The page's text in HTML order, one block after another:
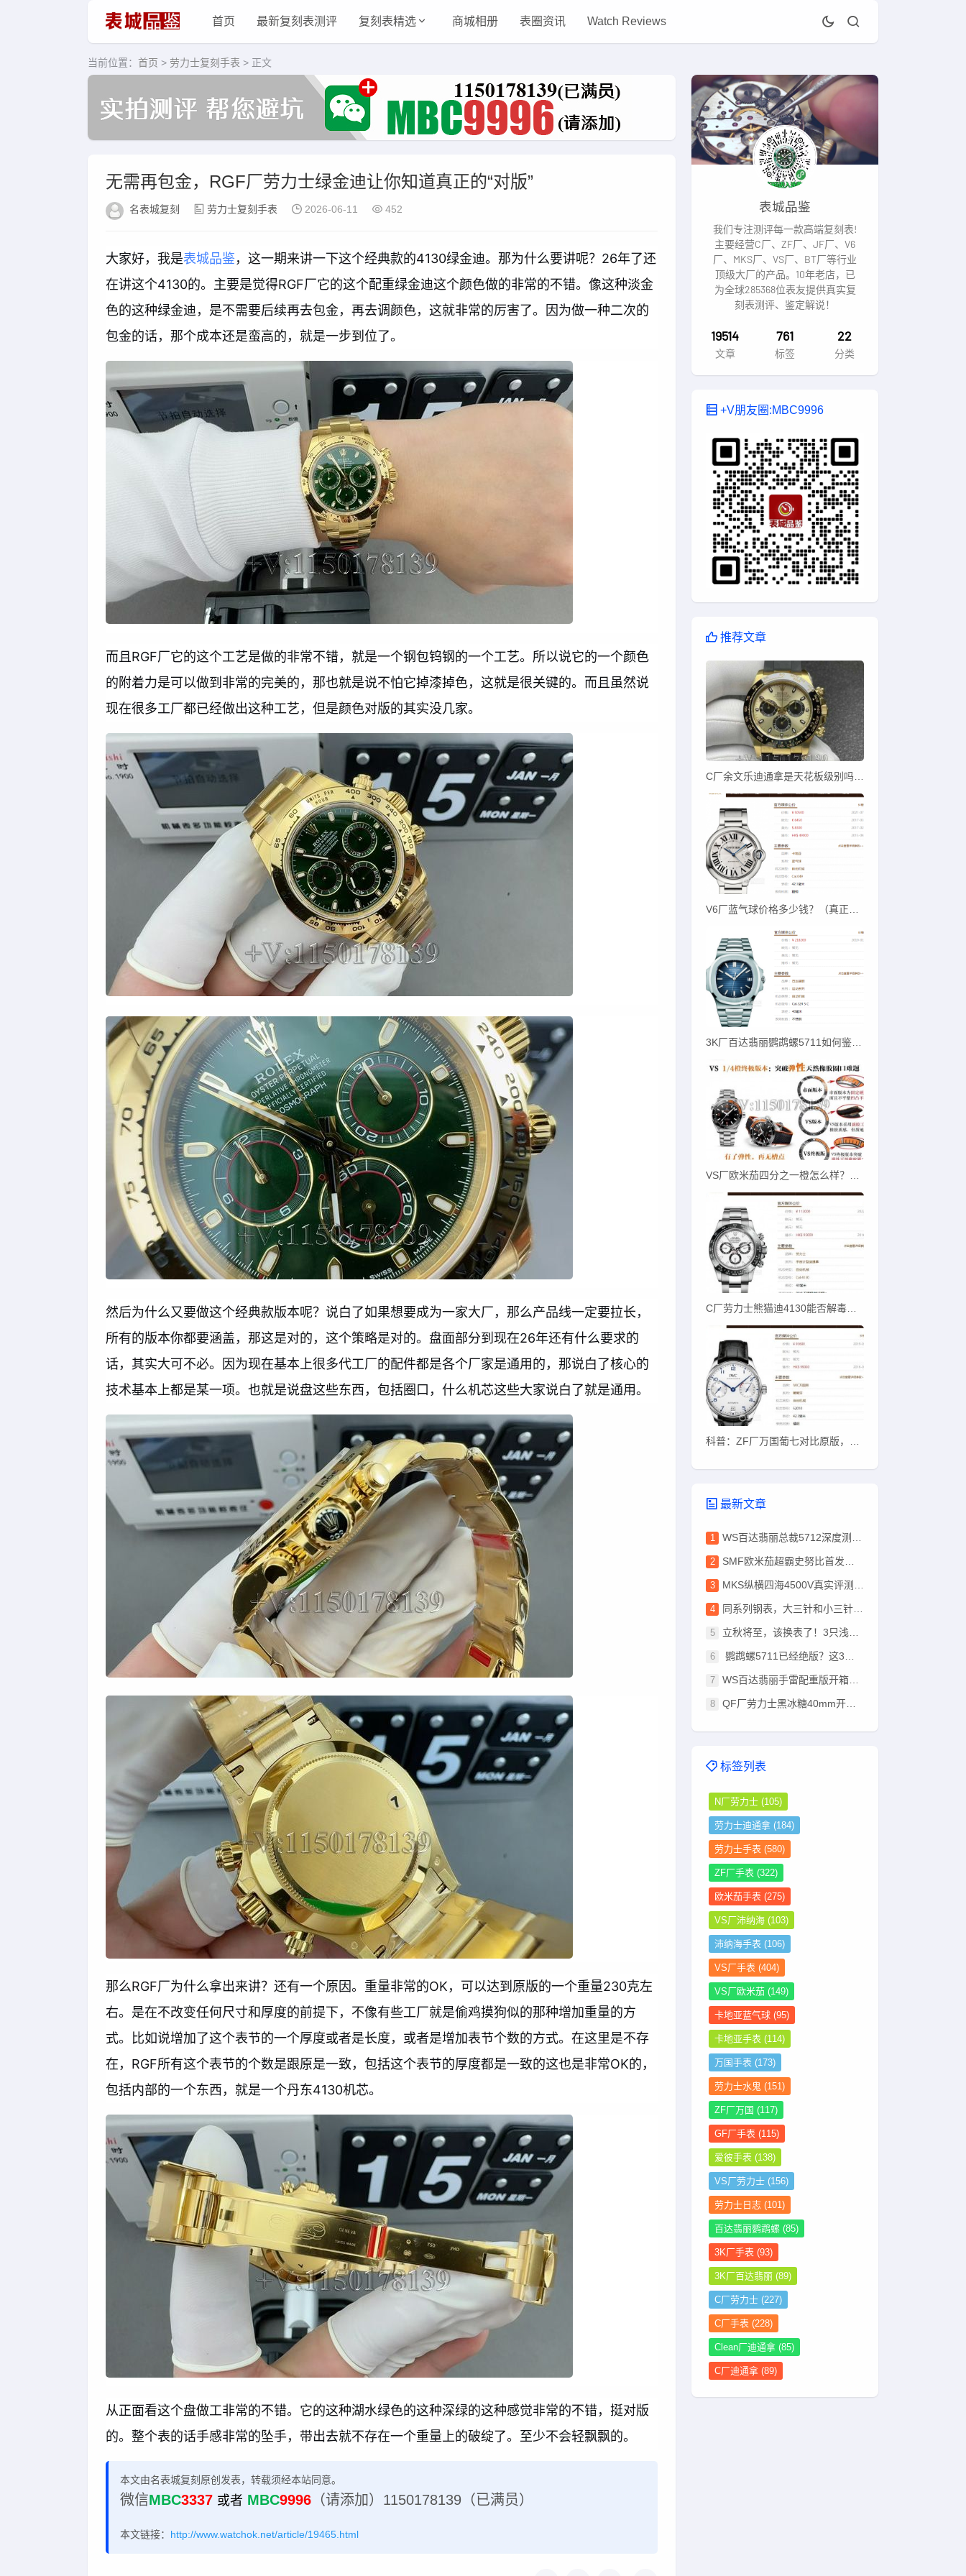
首页 最新复刻表测评 复刻表精选 商城相册 表圈资讯 Watch Reviews
当前位置： 首页 > 劳力士复刻手表 > 正文
无需再包金，RGF厂劳力士绿金迪让你知道真正的“对版”
名表城复刻 劳力士复刻手表 2026-06-11 452
大家好，我是表城品鉴，这一期来讲一下这个经典款的4130绿金迪。那为什么要讲呢？26年了还
在讲这个4130的。主要是觉得RGF厂它的这个配重绿金迪这个颜色做的非常的不错。像这种淡金
色的这种绿金迪，是不需要后续再去包金，再去调颜色，这就非常的厉害了。因为做一种二次的
包金的话，那个成本还是蛮高的，就是一步到位了。
而且RGF厂它的这个工艺是做的非常不错，就是一个钢包钨钢的一个工艺。所以说它的一个颜色
的附着力是可以做到非常的完美的，那也就是说不怕它掉漆掉色，这就是很关键的。而且虽然说
现在很多工厂都已经做出这种工艺，但是颜色对版的其实没几家。
然后为什么又要做这个经典款版本呢？说白了如果想要成为一家大厂，那么产品线一定要拉长，
所有的版本你都要涵盖，那这是对的，这个策略是对的。盘面部分到现在26年还有什么要求的
话，其实大可不必。因为现在基本上很多代工厂的配件都是各个厂家是通用的，那说白了核心的
技术基本上都是某一项。也就是说盘这些东西，包括圈口，什么机芯这些大家说白了就是通用。
那么RGF厂为什么拿出来讲？还有一个原因。重量非常的OK，可以达到原版的一个重量230克左
右。是在不改变任何尺寸和厚度的前提下，不像有些工厂就是偷鸡摸狗似的那种增加重量的方
式。比如说增加了这个表节的一个厚度或者是长度，或者是增加表节个数的方式。在这里是不存
在，RGF所有这个表节的个数是跟原是一致，包括这个表节的厚度都是一致的这也是非常OK的，
包括内部的一个东西，就是一个丹东4130机芯。
从正面看这个盘做工非常的不错。它的这种湖水绿色的这种深绿的这种感觉非常的不错，挺对版
的。整个表的话手感非常的坠手，带出去就不存在一个重量上的破绽了。至少不会轻飘飘的。
本文由名表城复刻原创发表，转载须经本站同意。
微信MBC3337 或者 MBC9996 （请添加）1150178139（已满员）
本文链接： http://www.watchok.net/article/19465.html
表城品鉴
我们专注测评每一款高端复刻表!
主要经营C厂、ZF厂、JF厂、V6
厂、MKS厂、VS厂、BT厂等行业
顶级大厂的产品。10年老店，已
为全球285368位表友提供真实复
刻表测评、鉴定解说！
19514
文章
761
标签
22
分类
+V朋友圈:MBC9996
推荐文章
最新文章
WS百达翡丽总裁5712深度测评，盘面色泽完爆PPF
SMF欧米茄超霸史努比首发实测！唯一对版盘面+ST19改3861
MKS纵横四海4500V真实评测：机芯稳、刻字深、性价比高
同系列钢表，大三针和小三针差10万？这10万到底花哪了？
立秋将至，该换表了！3只浅棕盘腕表推荐：总有一款适合你
鹦鹉螺5711已经绝版？这3只豪华运动表，戴出去同样有排面！
WS百达翡丽手雷配重版开箱：330机芯+停秒功能超越其他版本
QF厂劳力士黑冰糖40mm开箱：钨钢配重+狗牙圈，这分量太足了
标签列表
N厂劳力士 (105)
劳力士迪通拿 (184)
劳力士手表 (580)
ZF厂手表 (322)
欧米茄手表 (275)
VS厂沛纳海 (103)
沛纳海手表 (106)
VS厂手表 (404)
VS厂欧米茄 (149)
卡地亚蓝气球 (95)
卡地亚手表 (114)
万国手表 (173)
劳力士水鬼 (151)
ZF厂万国 (117)
GF厂手表 (115)
爱彼手表 (138)
VS厂劳力士 (156)
劳力士日志 (101)
百达翡丽鹦鹉螺 (85)
3K厂手表 (93)
3K厂百达翡丽 (89)
C厂劳力士 (227)
C厂手表 (228)
Clean厂迪通拿 (85)
C厂迪通拿 (89)